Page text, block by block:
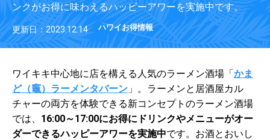
ンクがお得に味わえるハッピーアワーを実施中です。
更新日：2023.12.14 ハワイお得情報
ワイキキ中心地に店を構える人気のラーメン酒場「かま
ど（竈）ラーメンタバーン 」。ラーメンと居酒屋カル
チャーの両方を体験できる新コンセプトのラーメン酒場
では、 16:00～17:00にお得にドリンクやメニューがオー
ダーできるハッピーアワーを実施中です。お酒とおいし